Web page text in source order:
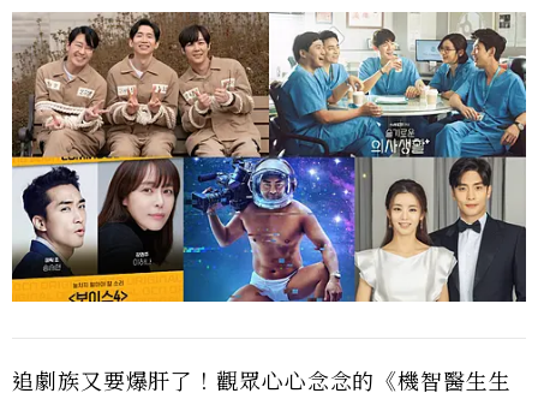
追劇族又要爆肝了！觀眾心心念念的《機智醫生生